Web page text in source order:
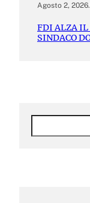
Agosto 2, 2026.
FDI ALZA IL
SINDACO